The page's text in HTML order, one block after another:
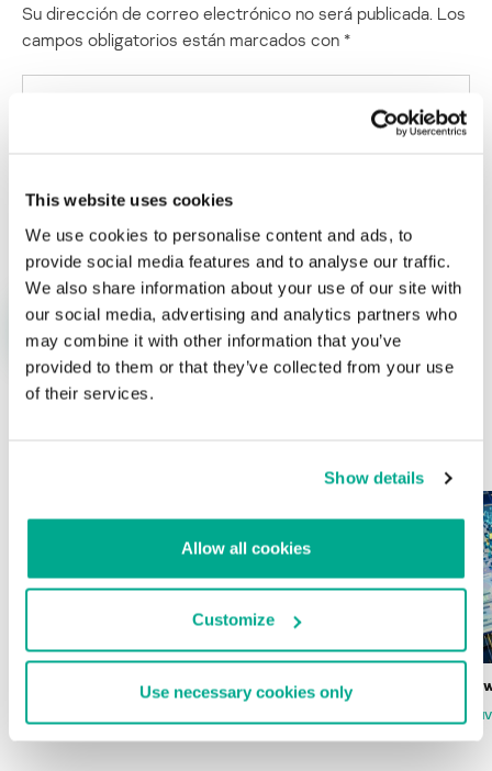
This website uses cookies
We use cookies to personalise content and ads, to
provide social media features and to analyse our traffic.
We also share information about your use of our site with
our social media, advertising and analytics partners who
may combine it with other information that you’ve
provided to them or that they’ve collected from your use
of their services.
Show details
Allow all cookies
Customize
Use necessary cookies only
Su dirección de correo electrónico no será publicada. Los
campos obligatorios están marcados con *
Nombre*
Wardriving en México: preparativos para
la Copa Mundial de Fútbol 2026
Estado del
MARC